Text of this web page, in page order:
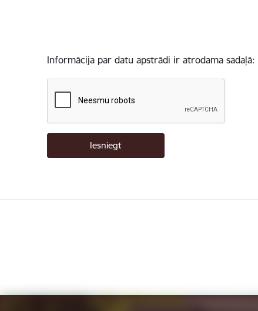
Informācija par datu apstrādi ir atrodama sadaļā: